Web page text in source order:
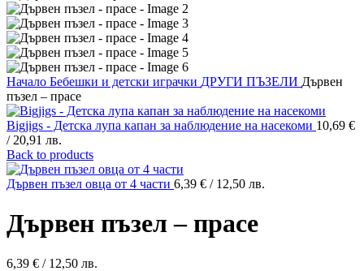
Начало Бебешки и детски играчки ДРУГИ ПЪЗЕЛИ Дървен
пъзел – прасе
Bigjigs - Детска лупа капан за наблюдение на насекоми 10,69 €
/ 20,91 лв.
Back to products
Дървен пъзел овца от 4 части 6,39 € / 12,50 лв.
Дървен пъзел – прасе
6,39 € / 12,50 лв.